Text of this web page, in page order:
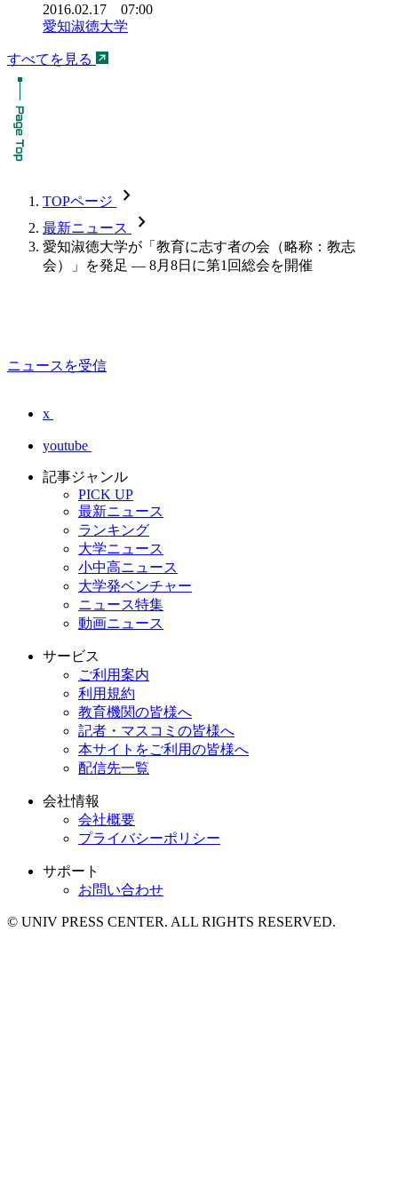
2016.02.17 07:00
愛知淑徳大学
すべてを見る
TOPページ chevron_forward
最新ニュース chevron_forward
愛知淑徳大学が「教育に志す者の会（略称：教志
会）」を発足 — 8月8日に第1回総会を開催
ニュースを受信
x
youtube
記事ジャンル
PICK UP
最新ニュース
ランキング
大学ニュース
小中高ニュース
大学発ベンチャー
ニュース特集
動画ニュース
サービス
ご利用案内
利用規約
教育機関の皆様へ
記者・マスコミの皆様へ
本サイトをご利用の皆様へ
配信先一覧
会社情報
会社概要
プライバシーポリシー
サポート
お問い合わせ
© UNIV PRESS CENTER. ALL RIGHTS RESERVED.